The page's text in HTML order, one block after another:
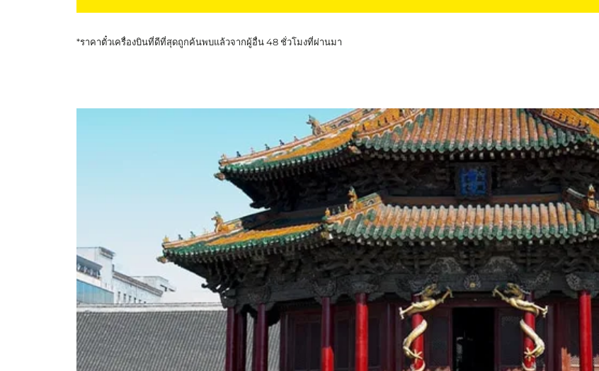
*ราคาตั๋วเครื่องบินที่ดีที่สุดถูกค้นพบแล้วจากผู้อื่น 48 ชั่วโมงที่ผ่านมา